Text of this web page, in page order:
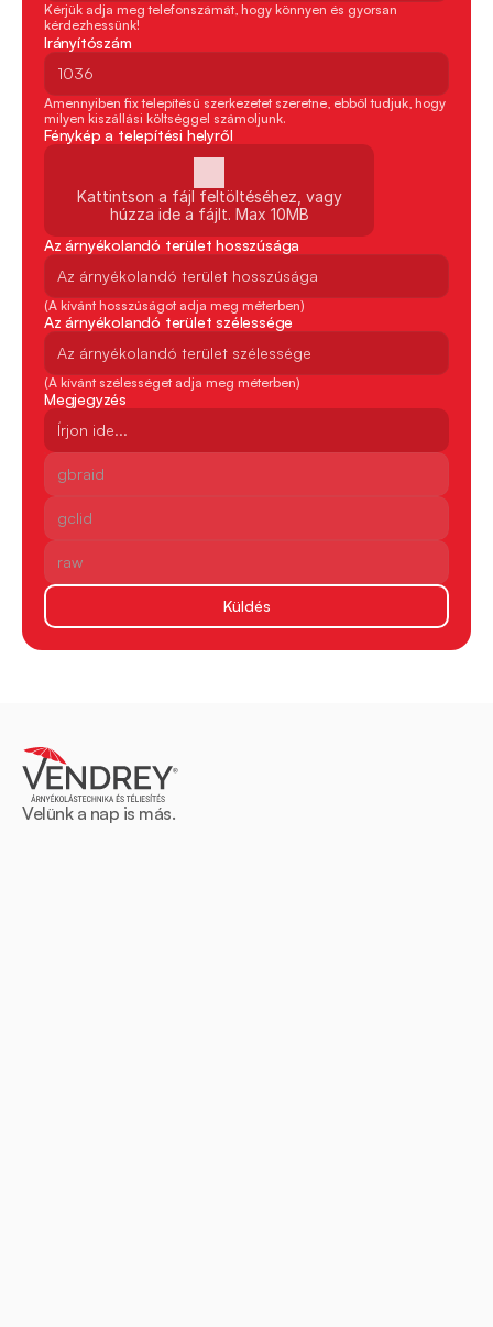
Kérjük adja meg telefonszámát, hogy könnyen és gyorsan
kérdezhessünk!
Irányítószám
Amennyiben fix telepítésű szerkezetet szeretne, ebből tudjuk, hogy
milyen kiszállási költséggel számoljunk.
Fénykép a telepítési helyről
Kattintson a fájl feltöltéséhez, vagy
húzza ide a fájlt. Max 10MB
Az árnyékolandó terület hosszúsága
(A kívánt hosszúságot adja meg méterben)
Az árnyékolandó terület szélessége
(A kívánt szélességet adja meg méterben)
Megjegyzés
Küldés
Velünk a nap is más.